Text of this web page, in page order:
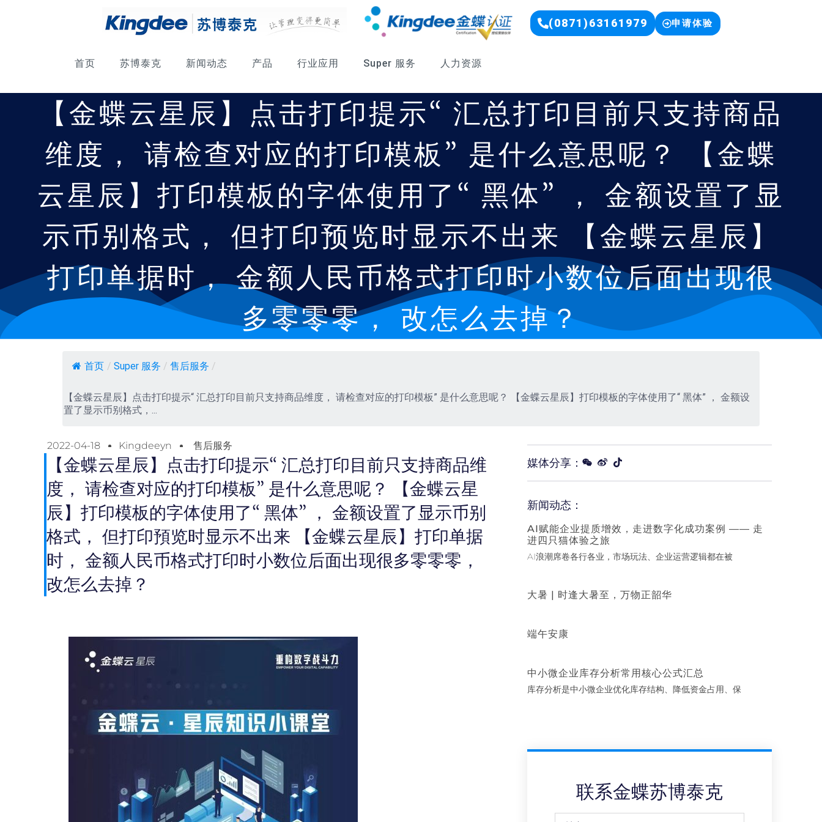
(0871)63161979 申请体验
首页 苏博泰克 新闻动态 产品 行业应用 Super 服务 人力资源
【金蝶云星辰】点击打印提示“ 汇总打印目前只支持商品
维度， 请检查对应的打印模板” 是什么意思呢？ 【金蝶
云星辰】打印模板的字体使用了“ 黑体” ， 金额设置了显
示币别格式， 但打印预览时显示不出来 【金蝶云星辰】
打印单据时， 金额人民币格式打印时小数位后面出现很
多零零零， 改怎么去掉？
首页 / Super 服务 / 售后服务 /
【金蝶云星辰】点击打印提示“ 汇总打印目前只支持商品维度， 请检查对应的打印模板” 是什么意思呢？ 【金蝶云星辰】打印模板的字体使用了“ 黑体” ， 金额设
置了显示币别格式，...
2022-04-18 Kingdeeyn 售后服务
【金蝶云星辰】点击打印提示“ 汇总打印目前只支持商品维
度， 请检查对应的打印模板” 是什么意思呢？ 【金蝶云星
辰】打印模板的字体使用了“ 黑体” ， 金额设置了显示币别
格式， 但打印預览时显示不出来 【金蝶云星辰】打印单据
时， 金额人民币格式打印时小数位后面出现很多零零零，
改怎么去掉？
媒体分享：
新闻动态：
AI赋能企业提质增效，走进数字化成功案例 —— 走
进四只猫体验之旅
AI浪潮席卷各行各业，市场玩法、企业运营逻辑都在被
大暑 | 时逢大暑至，万物正韶华
端午安康
中小微企业库存分析常用核心公式汇总
库存分析是中小微企业优化库存结构、降低资金占用、保
联系金蝶苏博泰克